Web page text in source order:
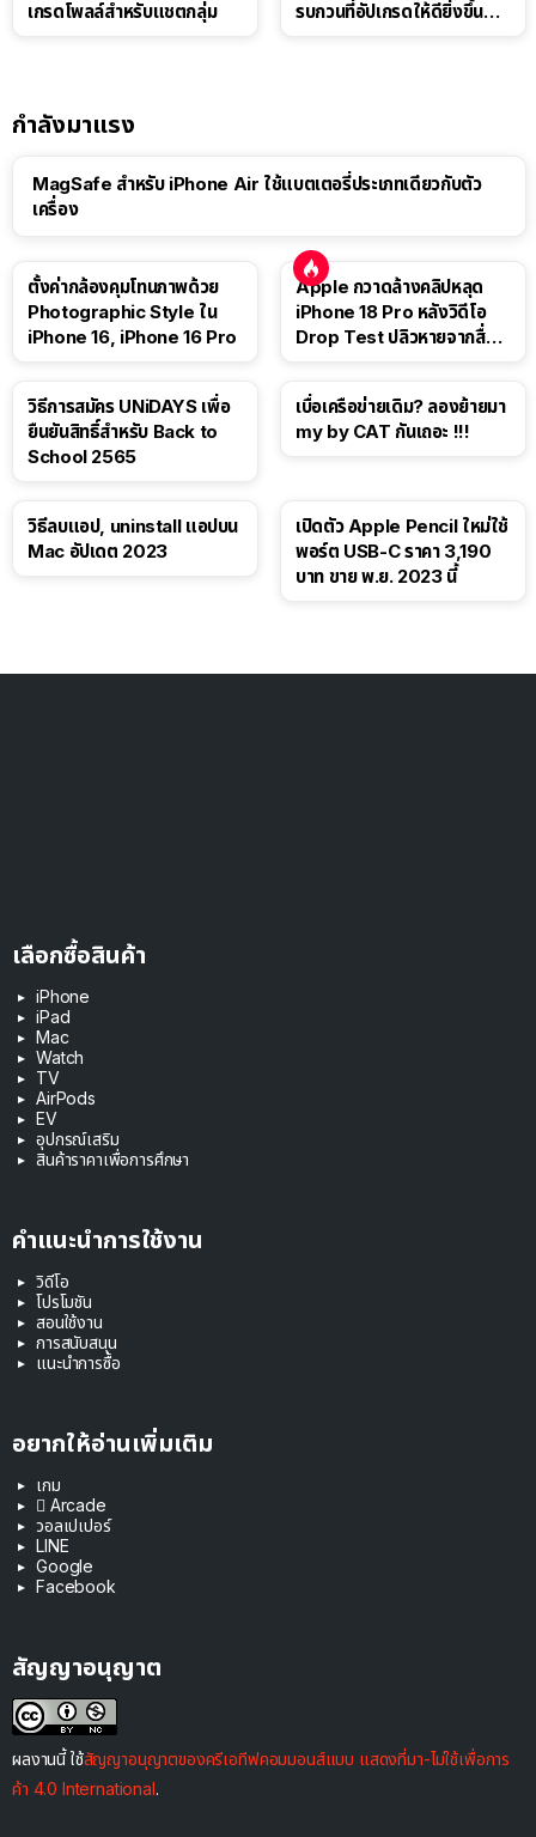
เกรดโพลล์สำหรับแชตกลุ่ม
รบกวนที่อัปเกรดให้ดียิ่งขึ้น
กำลังมาแรง
MagSafe สำหรับ iPhone Air ใช้แบตเตอรี่ประเภทเดียวกับตัว
เครื่อง
ตั้งค่ากล้องคุมโทนภาพด้วย
Photographic Style ใน
iPhone 16, iPhone 16 Pro
Apple กวาดล้างคลิปหลุด
iPhone 18 Pro หลังวิดีโอ
Drop Test ปลิวหายจากสื่อ
วิธีการสมัคร UNiDAYS เพื่อ
ยืนยันสิทธิ์สำหรับ Back to
School 2565
เบื่อเครือข่ายเดิม? ลองย้ายมา
my by CAT กันเถอะ !!!
วิธีลบแอป, uninstall แอปบน
Mac อัปเดต 2023
เปิดตัว Apple Pencil ใหม่ใช้
พอร์ต USB-C ราคา 3,190
บาท ขาย พ.ย. 2023 นี้
เลือกซื้อสินค้า
iPhone
iPad
Mac
Watch
TV
AirPods
EV
อุปกรณ์เสริม
สินค้าราคาเพื่อการศึกษา
คำแนะนำการใช้งาน
วิดีโอ
โปรโมชัน
สอนใช้งาน
การสนับสนุน
แนะนำการซื้อ
อยากให้อ่านเพิ่มเติม
เกม
 Arcade
วอลเปเปอร์
LINE
Google
Facebook
สัญญาอนุญาต
ผลงานนี้ ใช้สัญญาอนุญาตของครีเอทีฟคอมมอนส์แบบ แสดงที่มา-ไม่ใช้เพื่อการ
ค้า 4.0 International.